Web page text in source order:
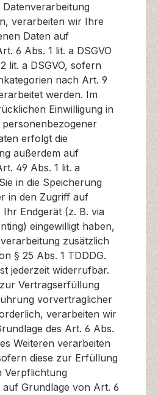
Datenverarbeitung
verarbeiten wir Ihre
Daten auf
6 Abs. 1 lit. a DSGVO
lit. a DSGVO, sofern
nach Art. 9
werden. Im
Einwilligung in
erfolgt die
außerdem auf
49 Abs. 1 lit. a
in die Speicherung
in den Zugriff auf
Endgerät (z. B. via
eingewilligt haben,
zusätzlich
§ 25 Abs. 1 TDDDG.
jederzeit widerrufbar.
Vertragserfüllung
vorvertraglicher
verarbeiten wir
des Art. 6 Abs.
Weiteren verarbeiten
diese zur Erfüllung
Verpflichtung
Grundlage von Art. 6